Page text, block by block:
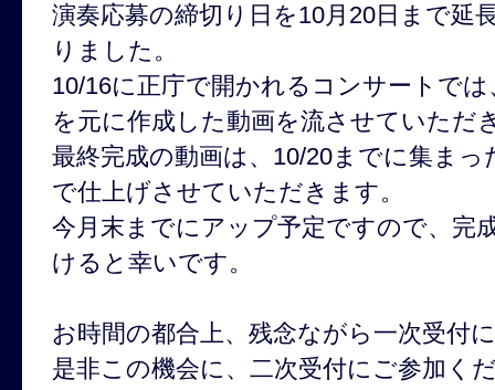
演奏応募の締切り日を10月20日まで延
りました。
10/16に正庁で開かれるコンサートで
を元に作成した動画を流させていただ
最終完成の動画は、10/20までに集ま
で仕上げさせていただきます。
今月末までにアップ予定ですので、完
けると幸いです。
お時間の都合上、残念ながら一次受付
是非この機会に、二次受付にご参加く